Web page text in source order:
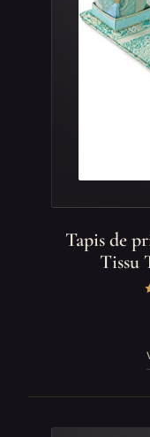
Tapis de
Tissu